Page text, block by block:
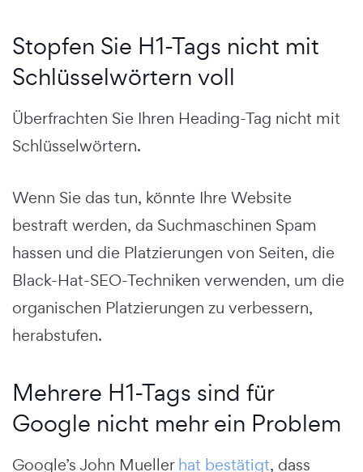
Stopfen Sie H1-Tags nicht mit
Schlüsselwörtern voll
Überfrachten Sie Ihren Heading-Tag nicht mit
Schlüsselwörtern.
Wenn Sie das tun, könnte Ihre Website
bestraft werden, da Suchmaschinen Spam
hassen und die Platzierungen von Seiten, die
Black-Hat-SEO-Techniken verwenden, um die
organischen Platzierungen zu verbessern,
herabstufen.
Mehrere H1-Tags sind für
Google nicht mehr ein Problem
Google’s John Muellerhat bestätigt, dass